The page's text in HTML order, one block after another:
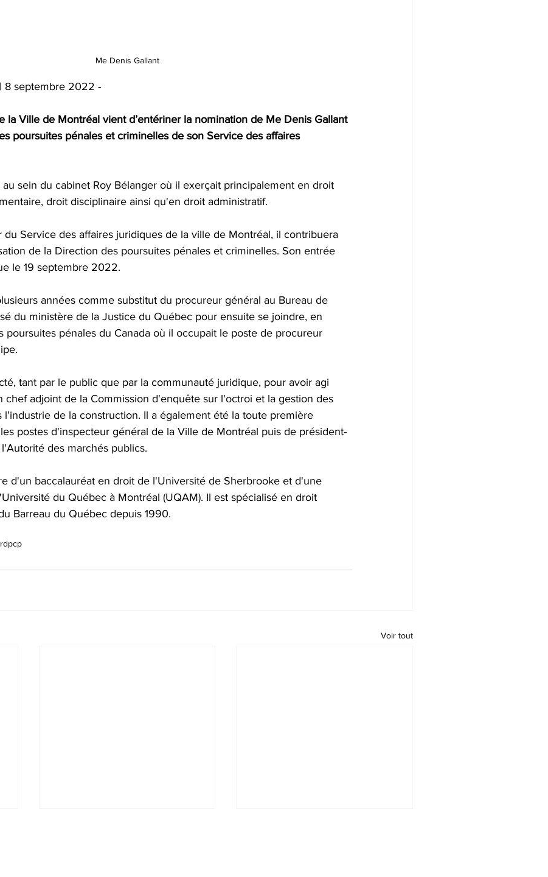
Me Denis Gallant
8 septembre 2022 -
la Ville de Montréal vient d’entériner la nomination de Me Denis Gallant
poursuites pénales et criminelles de son Service des affaires
au sein du cabinet Roy Bélanger où il exerçait principalement en droit
droit disciplinaire ainsi qu'en droit administratif.
du Service des affaires juridiques de la ville de Montréal, il contribuera
de la Direction des poursuites pénales et criminelles. Son entrée
le 19 septembre 2022.
années comme substitut du procureur général au Bureau de
du ministère de la Justice du Québec pour ensuite se joindre, en
poursuites pénales du Canada où il occupait le poste de procureur
tant par le public que par la communauté juridique, pour avoir agi
chef adjoint de la Commission d'enquête sur l'octroi et la gestion des
l'industrie de la construction. Il a également été la toute première
postes d'inspecteur général de la Ville de Montréal puis de président-
des marchés publics.
d'un baccalauréat en droit de l'Université de Sherbrooke et d'une
du Québec à Montréal (UQAM). Il est spécialisé en droit
Barreau du Québec depuis 1990.
dpcp
Voir tout